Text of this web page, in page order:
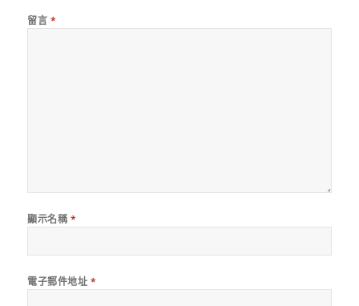
留言 *
顯示名稱 *
電子郵件地址 *